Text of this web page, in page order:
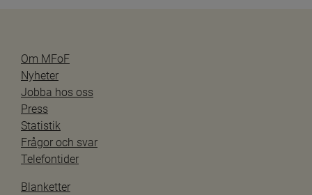
Om MFoF
Nyheter
Jobba hos oss
Press
Statistik
Frågor och svar
Telefontider
Blanketter